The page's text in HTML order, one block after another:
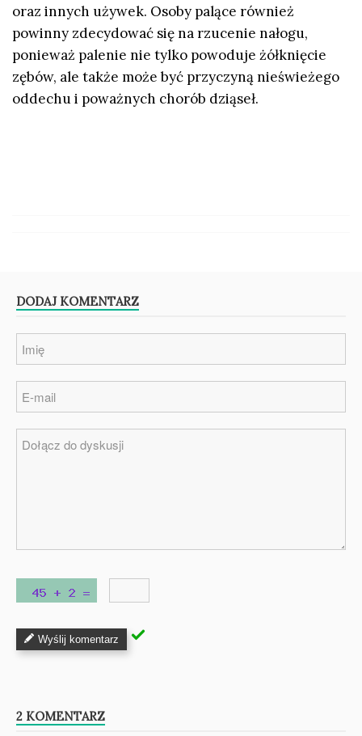
oraz innych używek. Osoby palące również
powinny zdecydować się na rzucenie nałogu,
ponieważ palenie nie tylko powoduje żółknięcie
zębów, ale także może być przyczyną nieświeżego
oddechu i poważnych chorób dziąseł.
DODAJ KOMENTARZ
Wyślij komentarz
2 KOMENTARZ